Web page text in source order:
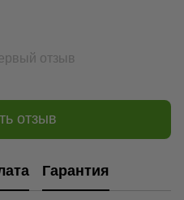
отзыв
отзыв
Гарантия